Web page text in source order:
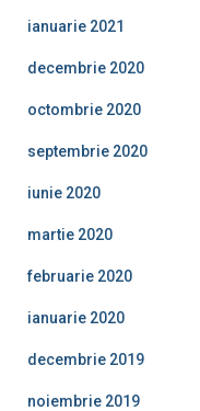
ianuarie 2021
decembrie 2020
octombrie 2020
septembrie 2020
iunie 2020
martie 2020
februarie 2020
ianuarie 2020
decembrie 2019
noiembrie 2019